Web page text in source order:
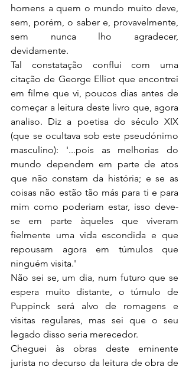
homens a quem o mundo muito deve,
sem, porém, o saber e, provavelmente,
sem nunca lho agradecer,
devidamente.
Tal constatação conflui com uma
citação de George Elliot que encontrei
em filme que vi, poucos dias antes de
começar a leitura deste livro que, agora
analiso. Diz a poetisa do século XIX
(que se ocultava sob este pseudónimo
masculino): '...pois as melhorias do
mundo dependem em parte de atos
que não constam da história; e se as
coisas não estão tão más para ti e para
mim como poderiam estar, isso deve-
se em parte àqueles que viveram
fielmente uma vida escondida e que
repousam agora em túmulos que
ninguém visita.'
Não sei se, um dia, num futuro que se
espera muito distante, o túmulo de
Puppinck será alvo de romagens e
visitas regulares, mas sei que o seu
legado disso seria merecedor.
Cheguei às obras deste eminente
jurista no decurso da leitura de obra de